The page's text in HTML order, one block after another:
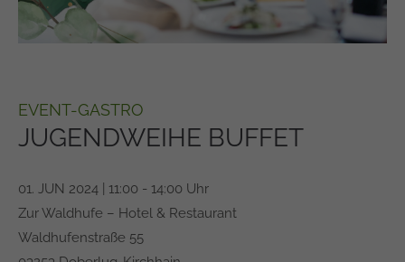
Get in touch
Cybersteel Inc.
San Francisco, CA 94102
Have any questions?
EVENT-GASTRO
JUGENDWEIHE BUFFET
01. JUN 2024 | 11:00 - 14:00 Uhr
Zur Waldhufe – Hotel & Restaurant
Waldhufenstraße 55